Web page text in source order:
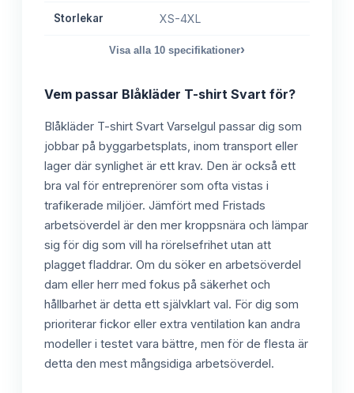
Storlekar XS-4XL
Visa alla 10 specifikationer›
Vem passar Blåkläder T-shirt Svart för?
Blåkläder T-shirt Svart Varselgul passar dig som
jobbar på byggarbetsplats, inom transport eller
lager där synlighet är ett krav. Den är också ett
bra val för entreprenörer som ofta vistas i
trafikerade miljöer. Jämfört med Fristads
arbetsöverdel är den mer kroppsnära och lämpar
sig för dig som vill ha rörelsefrihet utan att
plagget fladdrar. Om du söker en arbetsöverdel
dam eller herr med fokus på säkerhet och
hållbarhet är detta ett självklart val. För dig som
prioriterar fickor eller extra ventilation kan andra
modeller i testet vara bättre, men för de flesta är
detta den mest mångsidiga arbetsöverdel.